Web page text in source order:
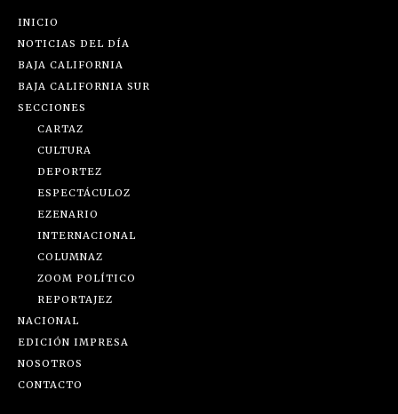
INICIO
NOTICIAS DEL DÍA
BAJA CALIFORNIA
BAJA CALIFORNIA SUR
SECCIONES
CARTAZ
CULTURA
DEPORTEZ
ESPECTÁCULOZ
EZENARIO
INTERNACIONAL
COLUMNAZ
ZOOM POLÍTICO
REPORTAJEZ
NACIONAL
EDICIÓN IMPRESA
NOSOTROS
CONTACTO